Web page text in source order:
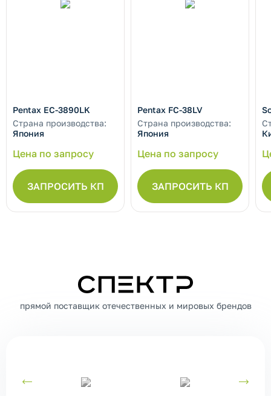
Pentax EC-3890LK
Страна производства:
Япония
Цена по запросу
ЗАПРОСИТЬ КП
Pentax FC-38LV
Страна производства:
Япония
Цена по запросу
ЗАПРОСИТЬ КП
СПЕКТР
прямой поставщик отечественных и мировых брендов